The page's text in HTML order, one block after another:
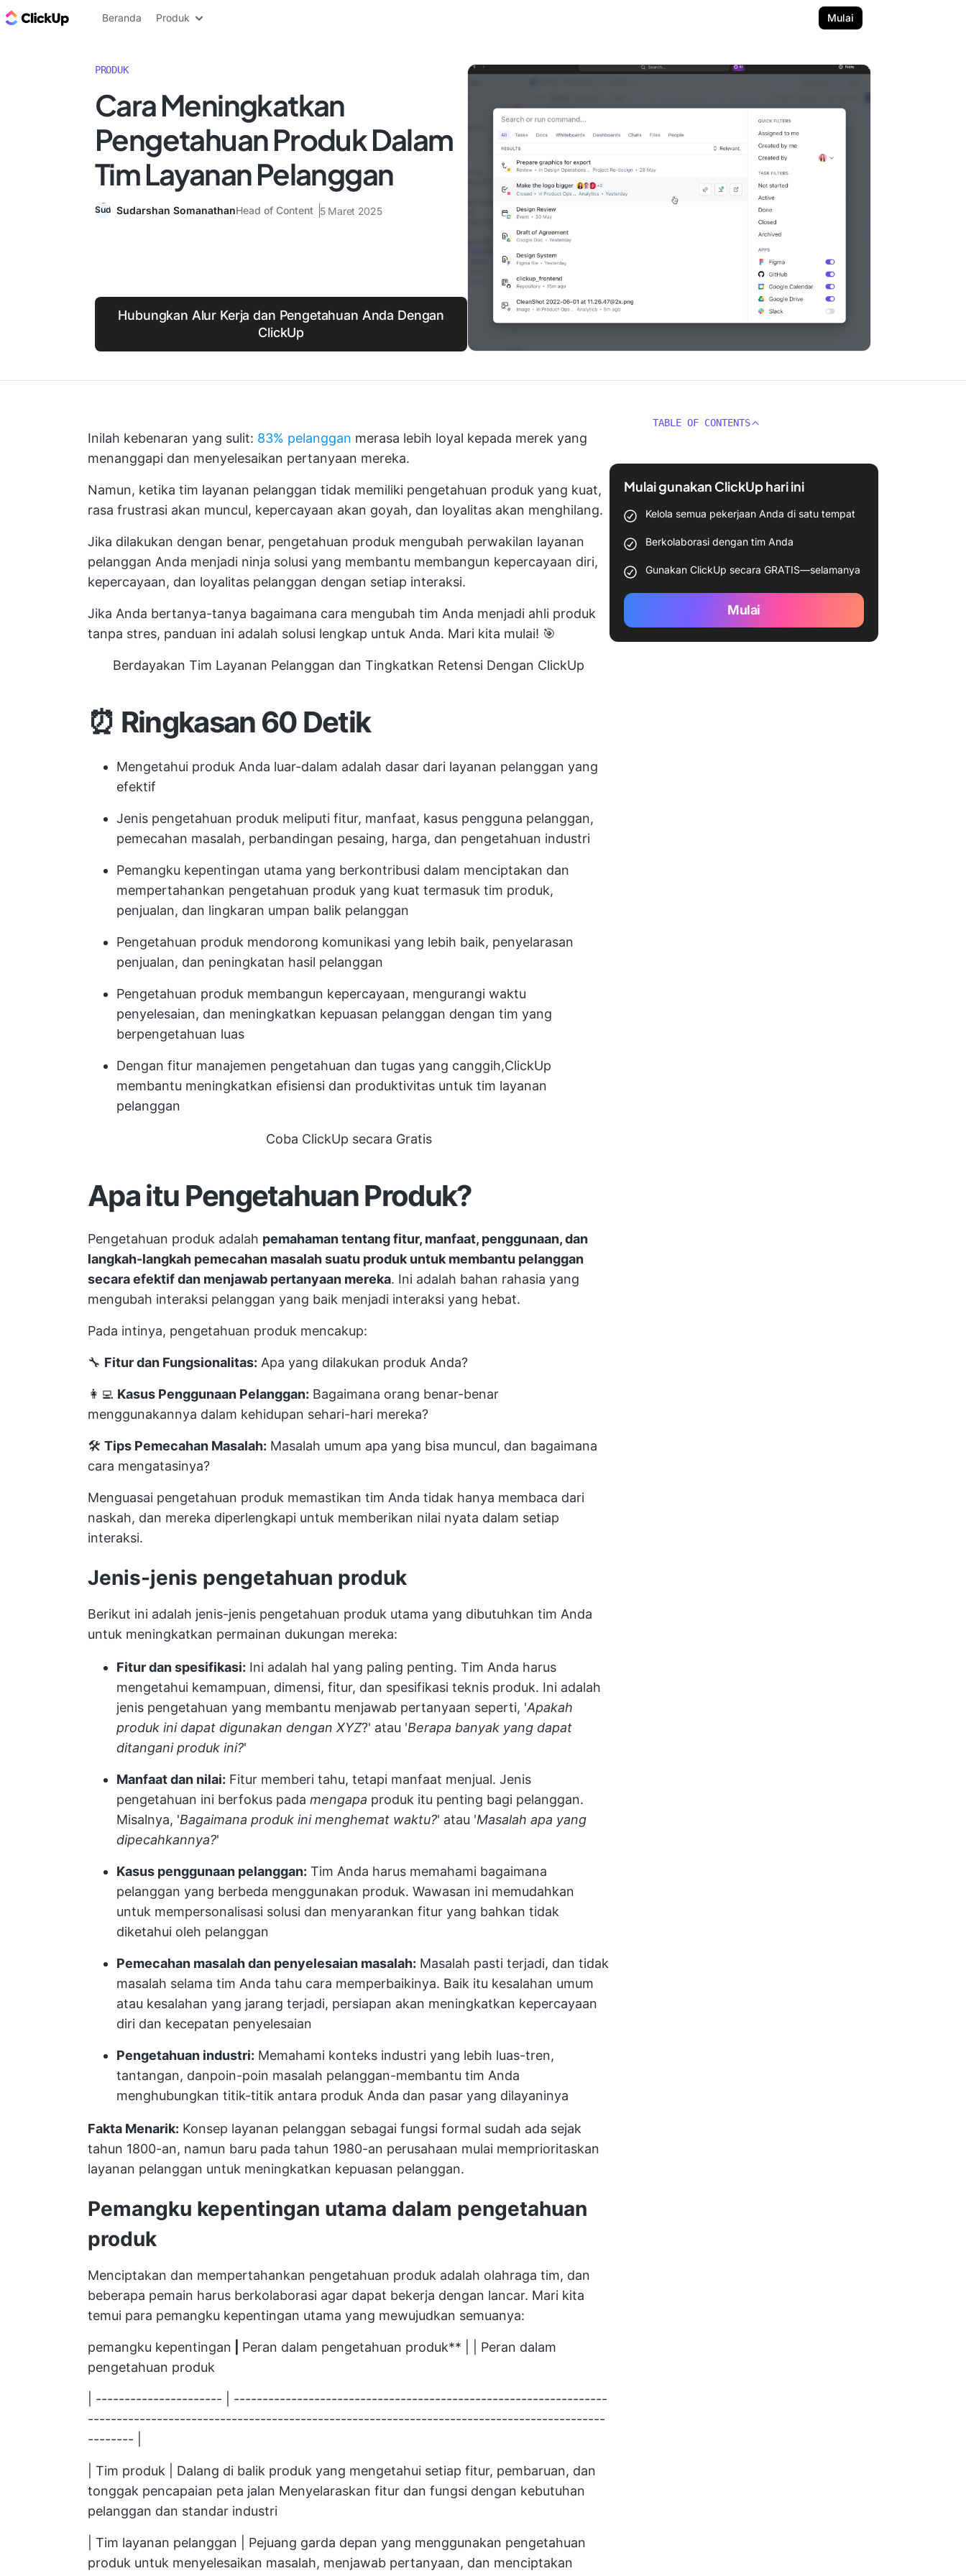
Blog ClickUp
Beranda Produk Mulai
PRODUK
Cara Meningkatkan
Pengetahuan Produk Dalam
Tim Layanan Pelanggan
Sudarshan SomanathanHead of Content 5 Maret 2025
Hubungkan Alur Kerja dan Pengetahuan Anda Dengan
ClickUp
Inilah kebenaran yang sulit: 83% pelanggan merasa lebih loyal kepada merek yang
menanggapi dan menyelesaikan pertanyaan mereka.
Namun, ketika tim layanan pelanggan tidak memiliki pengetahuan produk yang kuat,
rasa frustrasi akan muncul, kepercayaan akan goyah, dan loyalitas akan menghilang.
Jika dilakukan dengan benar, pengetahuan produk mengubah perwakilan layanan
pelanggan Anda menjadi ninja solusi yang membantu membangun kepercayaan diri,
kepercayaan, dan loyalitas pelanggan dengan setiap interaksi.
Jika Anda bertanya-tanya bagaimana cara mengubah tim Anda menjadi ahli produk
tanpa stres, panduan ini adalah solusi lengkap untuk Anda. Mari kita mulai! 🎯
Berdayakan Tim Layanan Pelanggan dan Tingkatkan Retensi Dengan ClickUp
⏰ Ringkasan 60 Detik
Mengetahui produk Anda luar-dalam adalah dasar dari layanan pelanggan yang
efektif
Jenis pengetahuan produk meliputi fitur, manfaat, kasus pengguna pelanggan,
pemecahan masalah, perbandingan pesaing, harga, dan pengetahuan industri
Pemangku kepentingan utama yang berkontribusi dalam menciptakan dan
mempertahankan pengetahuan produk yang kuat termasuk tim produk,
penjualan, dan lingkaran umpan balik pelanggan
Pengetahuan produk mendorong komunikasi yang lebih baik, penyelarasan
penjualan, dan peningkatan hasil pelanggan
Pengetahuan produk membangun kepercayaan, mengurangi waktu
penyelesaian, dan meningkatkan kepuasan pelanggan dengan tim yang
berpengetahuan luas
Dengan fitur manajemen pengetahuan dan tugas yang canggih,ClickUp
membantu meningkatkan efisiensi dan produktivitas untuk tim layanan
pelanggan
Coba ClickUp secara Gratis
Apa itu Pengetahuan Produk?
Pengetahuan produk adalah pemahaman tentang fitur, manfaat, penggunaan, dan
langkah-langkah pemecahan masalah suatu produk untuk membantu pelanggan
secara efektif dan menjawab pertanyaan mereka. Ini adalah bahan rahasia yang
mengubah interaksi pelanggan yang baik menjadi interaksi yang hebat.
Pada intinya, pengetahuan produk mencakup:
🔧 Fitur dan Fungsionalitas: Apa yang dilakukan produk Anda?
👩‍💻 Kasus Penggunaan Pelanggan: Bagaimana orang benar-benar
menggunakannya dalam kehidupan sehari-hari mereka?
🛠️ Tips Pemecahan Masalah: Masalah umum apa yang bisa muncul, dan bagaimana
cara mengatasinya?
Menguasai pengetahuan produk memastikan tim Anda tidak hanya membaca dari
naskah, dan mereka diperlengkapi untuk memberikan nilai nyata dalam setiap
interaksi.
Jenis-jenis pengetahuan produk
Berikut ini adalah jenis-jenis pengetahuan produk utama yang dibutuhkan tim Anda
untuk meningkatkan permainan dukungan mereka:
Fitur dan spesifikasi: Ini adalah hal yang paling penting. Tim Anda harus
mengetahui kemampuan, dimensi, fitur, dan spesifikasi teknis produk. Ini adalah
jenis pengetahuan yang membantu menjawab pertanyaan seperti, 'Apakah
produk ini dapat digunakan dengan XYZ?' atau 'Berapa banyak yang dapat
ditangani produk ini?'
Manfaat dan nilai: Fitur memberi tahu, tetapi manfaat menjual. Jenis
pengetahuan ini berfokus pada mengapa produk itu penting bagi pelanggan.
Misalnya, 'Bagaimana produk ini menghemat waktu?' atau 'Masalah apa yang
dipecahkannya?'
Kasus penggunaan pelanggan: Tim Anda harus memahami bagaimana
pelanggan yang berbeda menggunakan produk. Wawasan ini memudahkan
untuk mempersonalisasi solusi dan menyarankan fitur yang bahkan tidak
diketahui oleh pelanggan
Pemecahan masalah dan penyelesaian masalah: Masalah pasti terjadi, dan tidak
masalah selama tim Anda tahu cara memperbaikinya. Baik itu kesalahan umum
atau kesalahan yang jarang terjadi, persiapan akan meningkatkan kepercayaan
diri dan kecepatan penyelesaian
Pengetahuan industri: Memahami konteks industri yang lebih luas-tren,
tantangan, danpoin-poin masalah pelanggan-membantu tim Anda
menghubungkan titik-titik antara produk Anda dan pasar yang dilayaninya
Fakta Menarik: Konsep layanan pelanggan sebagai fungsi formal sudah ada sejak
tahun 1800-an, namun baru pada tahun 1980-an perusahaan mulai memprioritaskan
layanan pelanggan untuk meningkatkan kepuasan pelanggan.
Pemangku kepentingan utama dalam pengetahuan
produk
Menciptakan dan mempertahankan pengetahuan produk adalah olahraga tim, dan
beberapa pemain harus berkolaborasi agar dapat bekerja dengan lancar. Mari kita
temui para pemangku kepentingan utama yang mewujudkan semuanya:
pemangku kepentingan
Peran dalam pengetahuan produk** | | Peran dalam
pengetahuan produk
| ---------------------- | -----------------------------------------------------------------
------------------------------------------------------------------------------------------
-------- |
| Tim produk | Dalang di balik produk yang mengetahui setiap fitur, pembaruan, dan
tonggak pencapaian peta jalan Menyelaraskan fitur dan fungsi dengan kebutuhan
pelanggan dan standar industri
| Tim layanan pelanggan | Pejuang garda depan yang menggunakan pengetahuan
produk untuk menyelesaikan masalah, menjawab pertanyaan, dan menciptakan
TABLE OF CONTENTS
Mulai gunakan ClickUp hari ini
Kelola semua pekerjaan Anda di satu tempat
Berkolaborasi dengan tim Anda
Gunakan ClickUp secara GRATIS—selamanya
Mulai